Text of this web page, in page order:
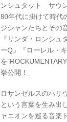
ンシュタット サウ
80年代に掛けて時代
ジシャンたちとその
『リンダ・ロンシ
ーQ』『ローレル・
を
挙公開！
ロサンゼルスのハリ
という言葉を生み出
ャニオンを巡る音楽